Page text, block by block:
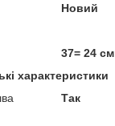
Новий
37= 24 см
характеристики
Так